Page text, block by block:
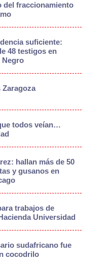
del fraccionamiento
suficiente:
48 testigos en
Negro
Zaragoza
todos veían…
hallan más de 50
y gusanos en
trabajos de
Universidad
sudafricano fue
cocodrilo